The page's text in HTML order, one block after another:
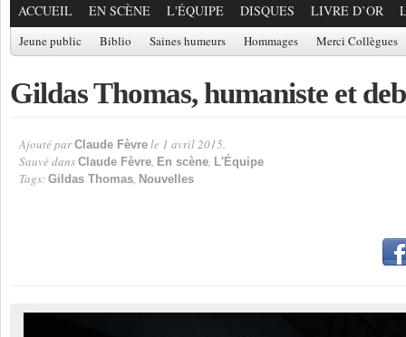
ACCUEIL EN SCÈNE L'ÉQUIPE DISQUES LIVRE D’OR
Jeune public Biblio Saines humeurs Hommages Merci Collègues
Gildas Thomas, humaniste et
Ajouté par Claude Fèvre le 1 avril 2015.
Sauvé dans Claude Fèvre, En scène, L'Équipe
Tags: Gildas Thomas, Nouvelles